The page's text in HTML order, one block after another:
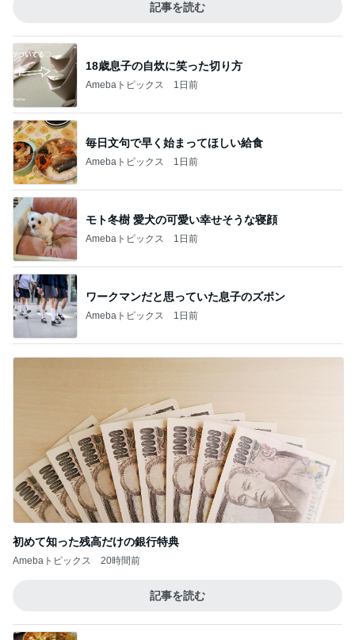
記事を読む
18歳息子の自炊に笑った切り方
Amebaトピックス 1日前
毎日文句で早く始まってほしい給食
Amebaトピックス 1日前
モト冬樹 愛犬の可愛い幸せそうな寝顔
Amebaトピックス 1日前
ワークマンだと思っていた息子のズボン
Amebaトピックス 1日前
初めて知った残高だけの銀行特典
Amebaトピックス 20時間前
記事を読む